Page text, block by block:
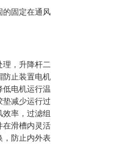
的固定在通风
理，升降杆二
防止装置电机
低电机运行温
垫减少运行过
率，过滤组
在滑槽内灵活
，防止内外表